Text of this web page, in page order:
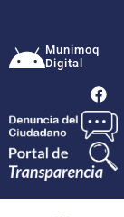
Munimoq
Digital